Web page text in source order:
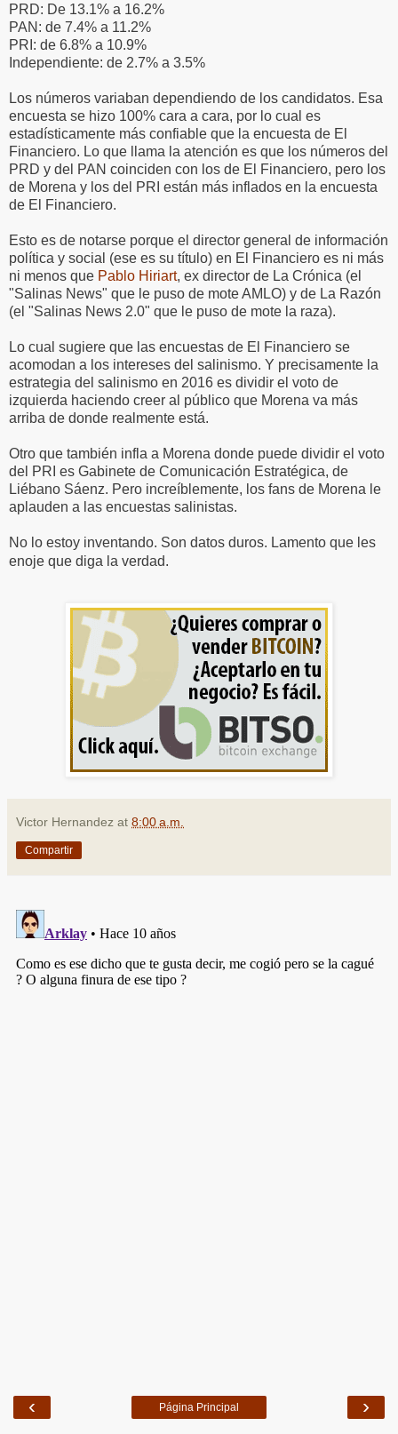
PRD: De 13.1% a 16.2%
PAN: de 7.4% a 11.2%
PRI: de 6.8% a 10.9%
Independiente: de 2.7% a 3.5%
Los números variaban dependiendo de los candidatos. Esa
encuesta se hizo 100% cara a cara, por lo cual es
estadísticamente más confiable que la encuesta de El
Financiero. Lo que llama la atención es que los números del
PRD y del PAN coinciden con los de El Financiero, pero los
de Morena y los del PRI están más inflados en la encuesta
de El Financiero.
Esto es de notarse porque el director general de información
política y social (ese es su título) en El Financiero es ni más
ni menos que Pablo Hiriart, ex director de La Crónica (el
"Salinas News" que le puso de mote AMLO) y de La Razón
(el "Salinas News 2.0" que le puso de mote la raza).
Lo cual sugiere que las encuestas de El Financiero se
acomodan a los intereses del salinismo. Y precisamente la
estrategia del salinismo en 2016 es dividir el voto de
izquierda haciendo creer al público que Morena va más
arriba de donde realmente está.
Otro que también infla a Morena donde puede dividir el voto
del PRI es Gabinete de Comunicación Estratégica, de
Liébano Sáenz. Pero increíblemente, los fans de Morena le
aplauden a las encuestas salinistas.
No lo estoy inventando. Son datos duros. Lamento que les
enoje que diga la verdad.
Victor Hernandez at 8:00 a.m.
Compartir
‹ ›
Página Principal